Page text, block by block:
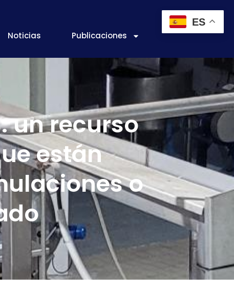
Noticias Publicaciones
un recurso
están
o
ES